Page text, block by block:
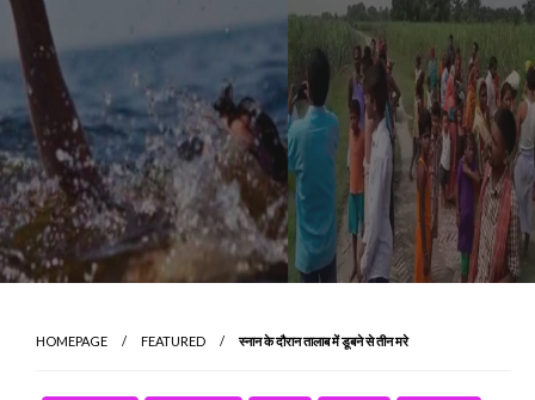
HOMEPAGE FEATURED स्नान के दौरान तालाब में डूबने से तीन मरे